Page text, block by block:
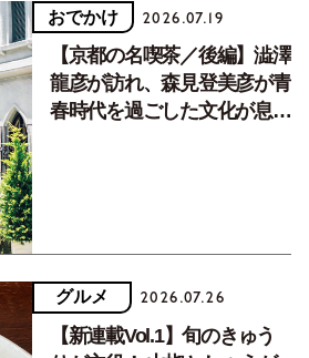
おでかけ 2026.07.19
【京都の名喫茶／後編】澁澤
龍彦が訪れ、森見登美彦が青
春時代を過ごした文化が息づ
グルメ 2026.07.26
【新連載Vol.1】旬のきゅう